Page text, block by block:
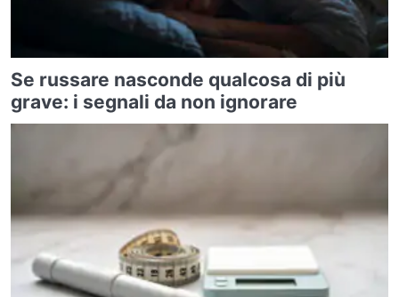
Se russare nasconde qualcosa di più
grave: i segnali da non ignorare